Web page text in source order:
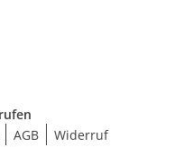
AGB
Widerruf